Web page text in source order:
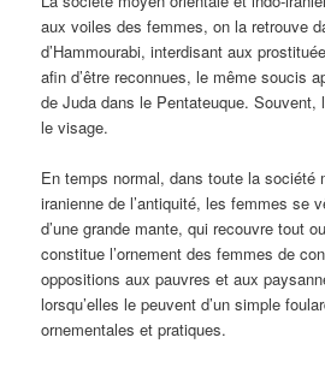
aux voiles des femmes, on la retrouve
d’Hammourabi, interdisant aux
afin d’être reconnues, le même soucis
de Juda dans le Pentateuque.
le visage.
En temps normal, dans toute la société
iranienne de l’antiquité, les femmes se
d’une grande mante, qui recouvre tout
constitue l’ornement des femmes de
oppositions aux pauvres et aux
lorsqu’elles le peuvent d’un simple
ornementales et pratiques.